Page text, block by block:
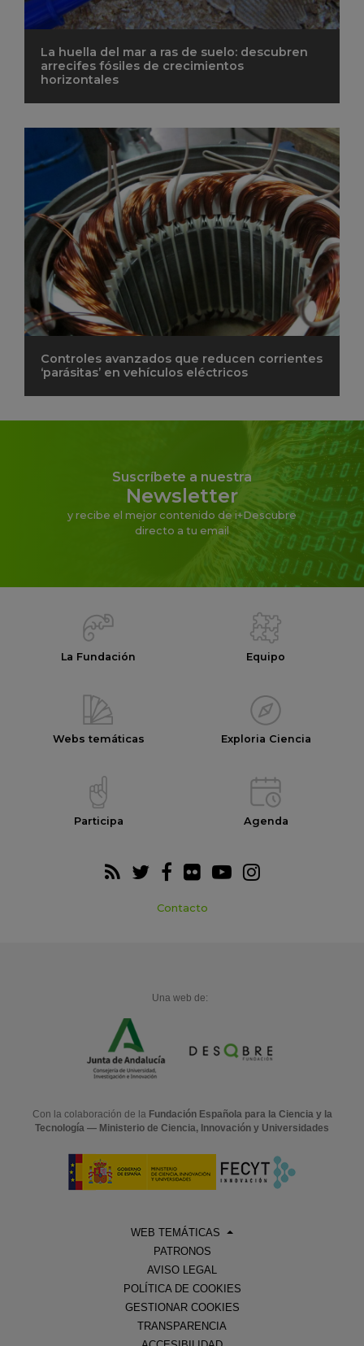
La huella del mar a ras de suelo: descubren
arrecifes fósiles de crecimientos
horizontales
Controles avanzados que reducen corrientes
‘parásitas’ en vehículos eléctricos
Suscríbete a nuestra
Newsletter
y recibe el mejor contenido de i+Descubre
directo a tu email
La Fundación Equipo
Webs temáticas Exploria Ciencia
Participa Agenda
Contacto
Una web de:
Con la colaboración de la Fundación Española para la Ciencia y la
Tecnología — Ministerio de Ciencia, Innovación y Universidades
WEB TEMÁTICAS
PATRONOS
AVISO LEGAL
POLÍTICA DE COOKIES
GESTIONAR COOKIES
TRANSPARENCIA